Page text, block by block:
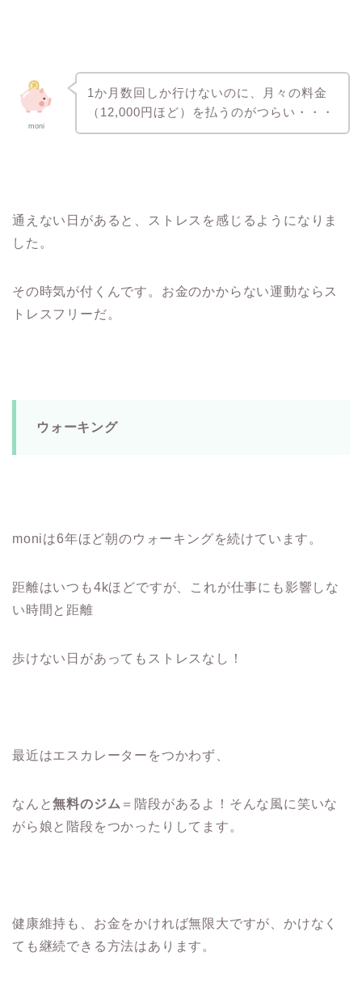
moni
1か月数回しか行けないのに、月々の料金
（12,000円ほど）を払うのがつらい・・・
通えない日があると、ストレスを感じるようになりま
した。
その時気が付くんです。お金のかからない運動ならス
トレスフリーだ。
ウォーキング
moniは6年ほど朝のウォーキングを続けています。
距離はいつも4kほどですが、これが仕事にも影響しな
い時間と距離
歩けない日があってもストレスなし！
最近はエスカレーターをつかわず、
なんと無料のジム ＝階段があるよ！そんな風に笑いな
がら娘と階段をつかったりしてます。
健康維持も、お金をかければ無限大ですが、かけなく
ても継続できる方法はあります。